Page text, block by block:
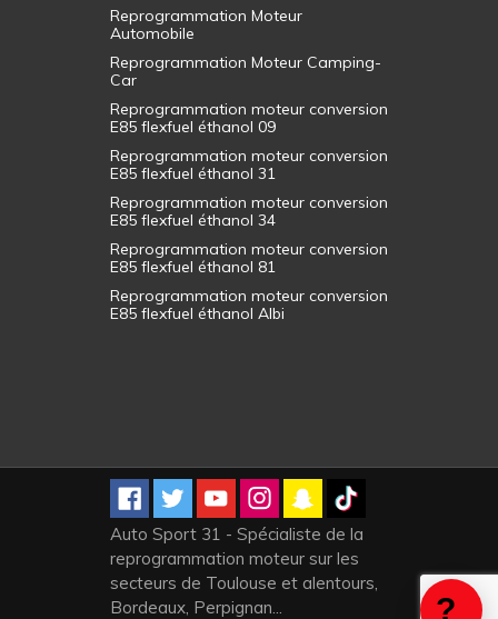
Reprogrammation Moteur
Automobile
Reprogrammation Moteur Camping-
Car
Reprogrammation moteur conversion
E85 flexfuel éthanol 09
Reprogrammation moteur conversion
E85 flexfuel éthanol 31
Reprogrammation moteur conversion
E85 flexfuel éthanol 34
Reprogrammation moteur conversion
E85 flexfuel éthanol 81
Reprogrammation moteur conversion
E85 flexfuel éthanol Albi
Auto Sport 31 - Spécialiste de la
reprogrammation moteur sur les
secteurs de Toulouse et alentours,
Bordeaux, Perpignan...